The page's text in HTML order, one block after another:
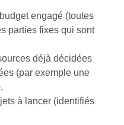
engagé (toutes
parties fixes qui sont
déjà décidées
(par exemple une
à lancer (identifiés